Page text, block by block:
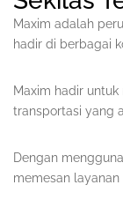
Maxim adalah
hadir di berbagai
Maxim hadir
transportasi yang
Dengan
memesan